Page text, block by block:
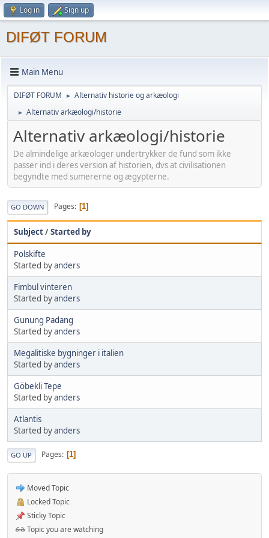
Log in Sign up
DIFØT FORUM
Main Menu
DIFØT FORUM ► Alternativ historie og arkæologi
► Alternativ arkæologi/historie
Alternativ arkæologi/historie
De almindelige arkæologer undertrykker de fund som ikke
passer ind i deres version af historien, dvs at civilisationen
begyndte med sumererne og ægypterne.
GO DOWN Pages 1
Subject/Started by
Polskifte
Started byanders
Fimbul vinteren
Started byanders
Gunung Padang
Started byanders
Megalitiske bygninger i italien
Started byanders
Göbekli Tepe
Started byanders
Atlantis
Started byanders
GO UP Pages 1
Moved Topic
Locked Topic
Sticky Topic
Topic you are watching